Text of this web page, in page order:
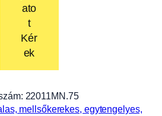
ato
t
Kér
ek
22011MN.75
mellsőkerekes, egytengelyes,